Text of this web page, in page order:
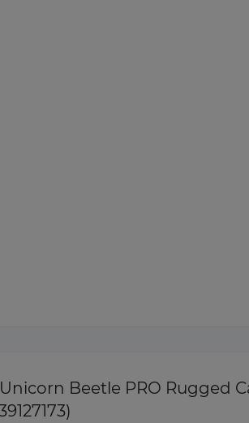
Beetle PRO Rugged